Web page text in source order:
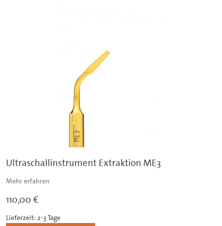
Ultraschallinstrument Extraktion ME3
Mehr erfahren
110,00 €
Lieferzeit: 2-3 Tage